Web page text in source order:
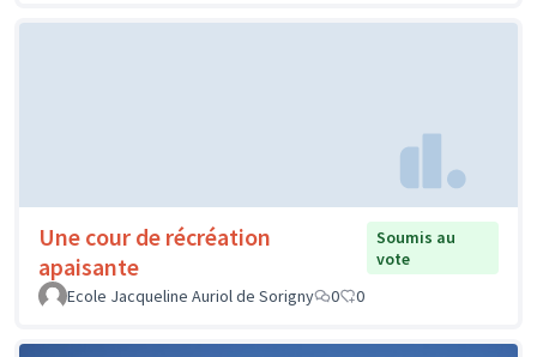
Une cour de récréation
apaisante
Soumis au
vote
Ecole Jacqueline Auriol de Sorigny
0 0